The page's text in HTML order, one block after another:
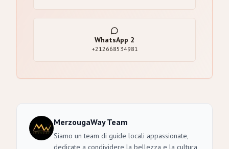
WhatsApp 2
+212668534981
MerzougaWay Team
Siamo un team di guide locali appassionate,
dedicate a condividere la bellezza e la cultura